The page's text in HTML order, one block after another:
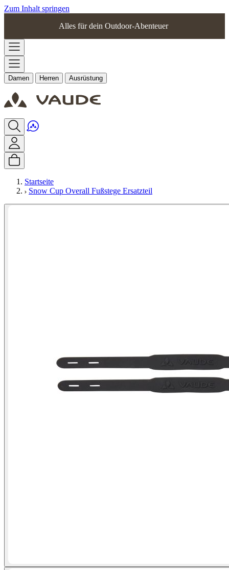
Zum Inhalt springen
Alles für dein Outdoor-Abenteuer
Damen Herren Ausrüstung
Startseite
Snow Cup Overall Fußstege Ersatzteil